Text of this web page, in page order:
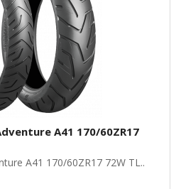
A41 170/60ZR17
A41 170/60ZR17 72W TL..